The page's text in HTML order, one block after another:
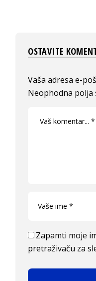
OSTAVITE
Vaša adresa e-
Neophodna
Zapamti moje
pretraživaču za